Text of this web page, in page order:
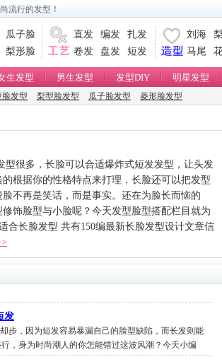
流行的发型！
瓜子脸
梨形脸
直发 编发
扎发
卷发
盘发 短发
刘海
马尾
生发型 男生发型 发型DIY 明星发型
脸发型 梨型脸发型 瓜子脸发型
菱形脸发型
型很多，长脸可以合适爆炸式短发发型，让头发
根据你的性格特点来打理，长脸还可以把发型
不再是笑话，而是事实。还在为脸长而恼的
饰脸型与小脸呢？今天发型脸型搭配栏目就为
合长脸发型 共有150编最新长脸发型设计文章信
发
步，因为短发容易暴漏自己的脸型缺陷，而长发则能
，身为时尚潮人的你怎能错过这波风潮？今天小编